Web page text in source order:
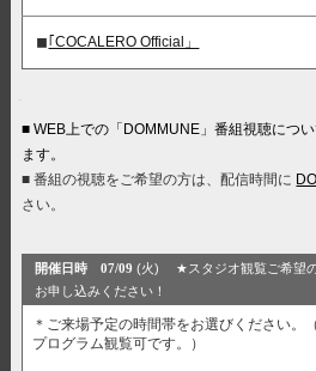
◼︎｢COCALERO Official」
■ WEB上での「DOMMUNE」番組視聴につ
ます。
■ 番組の視聴をご希望の方は、配信時間に
さい。
開催日時 07/09(火)
★スタジオ観覧ご希望
お申し込みください！
＊ご来場予定の時間帯をお選びください。
プログラム観覧可です。）